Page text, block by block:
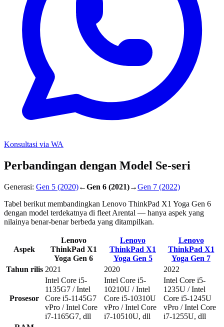
Konsultasi via WA
Perbandingan dengan Model Se-seri
Generasi: Gen 5 (2020)←Gen 6 (2021)→Gen 7 (2022)
Tabel berikut membandingkan Lenovo ThinkPad X1 Yoga Gen 6
dengan model terdekatnya di fleet Arental — hanya aspek yang
nilainya benar-benar berbeda yang ditampilkan.
Aspek
Lenovo
ThinkPad X1
Yoga Gen 6
Lenovo
ThinkPad X1
Yoga Gen 5
Lenovo
ThinkPad X1
Yoga Gen 7
Tahun rilis 2021 2020 2022
Prosesor
Intel Core i5-
1135G7 / Intel
Core i5-1145G7
vPro / Intel Core
i7-1165G7, dll
Intel Core i5-
10210U / Intel
Core i5-10310U
vPro / Intel Core
i7-10510U, dll
Intel Core i5-
1235U / Intel
Core i5-1245U
vPro / Intel Core
i7-1255U, dll